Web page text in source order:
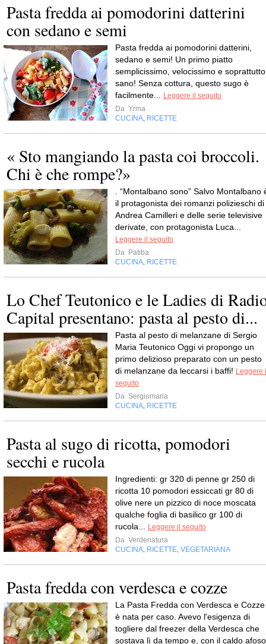
Pasta fredda ai pomodorini datterini
con sedano e semi
Pasta fredda ai pomodorini datterini,
sedano e semi! Un primo piatto
semplicissimo, velocissimo e soprattutto
sano! Senza cottura, questo sugo è
facilmente...
Leggere il seguito
Da Yrma
CUCINA RICETTE
« Sto mangiando la pasta coi broccoli.
Chi è che rompe?»
. “Montalbano sono” Salvo Montalbano
il protagonista dei romanzi polizieschi di
Andrea Camilleri e delle serie televisive
derivate, con protagonista Luca...
Leggere il seguito
Da Patiba
CUCINA RICETTE
Lo Chef Teutonico e le Ladies di
Capital presentano: pasta al pesto di...
Pasta al pesto di melanzane di Sergio
Maria Teutonico Oggi vi propongo un
primo delizioso preparato con un pesto
di melanzane da leccarsi i baffi! Leggere
seguito
Da Sergiomaria
CUCINA RICETTE
Pasta al sugo di ricotta, pomodori
secchi e rucola
Ingredienti: gr 320 di penne gr 250 di
ricotta 10 pomodori essiccati gr 80 di
olive nere un pizzico di noce moscata
qualche foglia di basilico gr 100 di
rucola...
Leggere il seguito
Da Verdenatura
CUCINA RICETTE VEGETARIANA
Pasta fredda con verdesca e cozze
La Pasta Fredda con Verdesca e Cozze
è nata per caso. Avevo l'esigenza di
togliere dal freezer della Verdesca che
sostava lì da tempo e, con il caldo afoso